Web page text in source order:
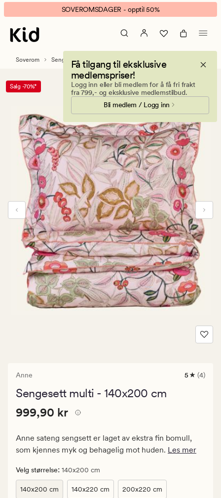
Anne
sengesett
multi
banner.
Klikk
ESCAPE
pause.
SOVEROMSDAGER - opptil 50%
Få tilgang til eksklusive
medlemspriser!
Logg inn eller bli medlem for å få fri frakt
fra 799,- og eksklusive medlemstilbud.
Bli medlem / Logg inn
Soverom Sengetøy Sateng sengesett
Salg -70%*
Anne
4
5
5 (4)
Sengesett multi - 140x200 cm
Pris
999,90
999,90
kr
Pris 999,90 kr
999,90 kr
Anne sateng sengsett er laget av ekstra fin bomull,
som kjennes myk og behagelig mot huden. Les mer
Velg størrelse: 140x200 cm
140x200 cm 140x220 cm 200x220 cm